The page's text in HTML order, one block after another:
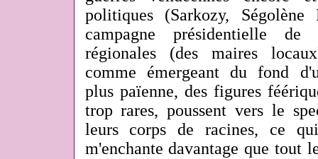
politiques (Sarkozy,
campagne présidentielle
régionales (des maires
comme émergeant du fond
plus païenne, des figures
trop rares, poussent vers le
leurs corps de racines, ce
m'enchante davantage que tout